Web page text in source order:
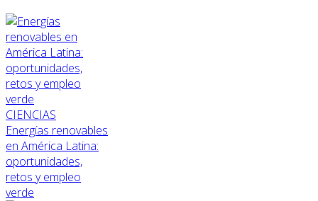
CIENCIAS
Energías renovables
en América Latina:
oportunidades,
retos y empleo
verde